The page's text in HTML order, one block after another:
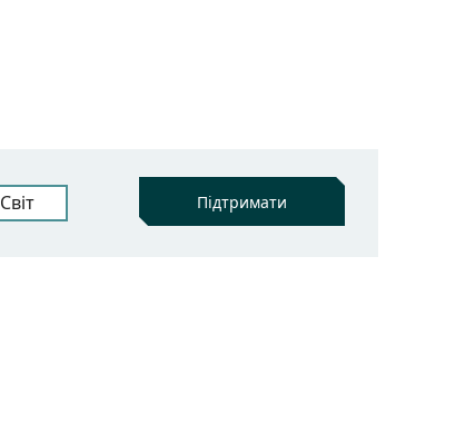
Світ Підтримати